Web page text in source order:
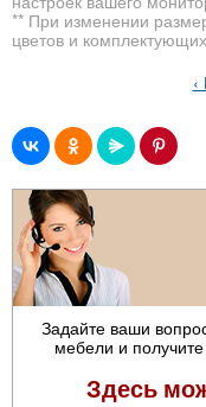
** При изменении
цветов и
Задайте ваши
мебели и
Здесь